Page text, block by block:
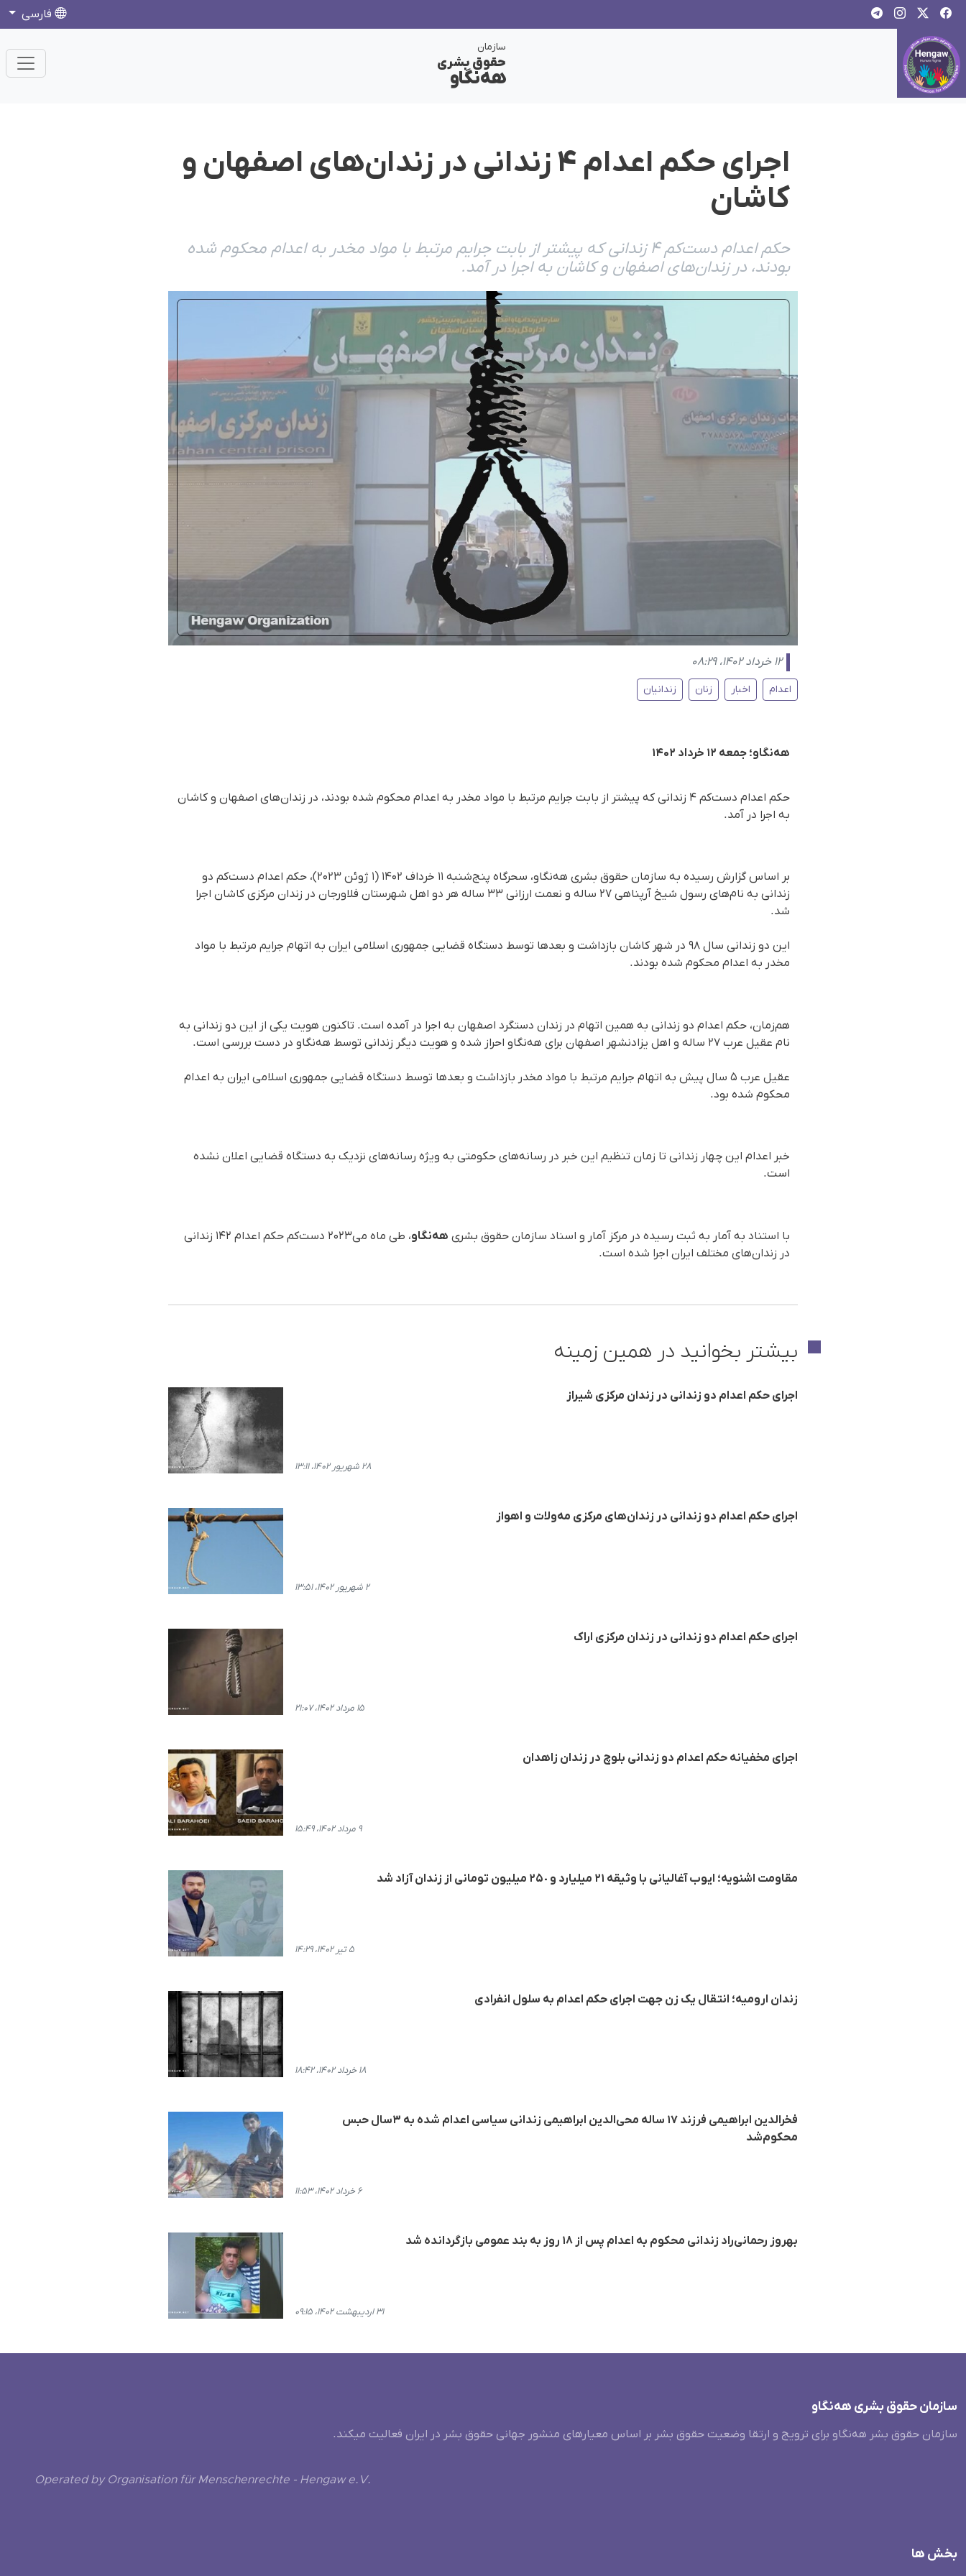
فارسی
سازمان
حقوق بشری
هەنگاو
اجرای حکم اعدام ۴ زندانی در زندان‌های اصفهان و
کاشان
حکم اعدام دست‌کم ۴ زندانی که پیشتر از بابت جرایم مرتبط با مواد مخدر به اعدام محکوم شده
بودند، در زندان‌های اصفهان و کاشان به اجرا در آمد.
۱۲ خرداد ۱۴۰۲، ۰۸:۲۹
اعدام اخبار زنان زندانیان
هه‌نگاو؛ جمعه ۱۲ خرداد ۱۴۰۲
حکم اعدام دست‌کم ۴ زندانی که پیشتر از بابت جرایم مرتبط با مواد مخدر به اعدام محکوم شده بودند، در زندان‌های اصفهان و کاشان
به اجرا در آمد.
بر اساس گزارش رسیده به سازمان حقوق بشری هه‌نگاو، سحرگاه پنج‌شنبه ۱۱ خرداف ۱۴۰۲ (۱ ژوئن ۲۰۲۳)، حکم اعدام دست‌کم دو
زندانی به نام‌های رسول شیخ آرپناهی ۲۷ ساله و نعمت ارزانی ۳۳ ساله هر دو اهل شهرستان فلاورجان در زندان مرکزی کاشان اجرا
شد.
این دو زندانی سال ۹۸ در شهر کاشان بازداشت و بعدها توسط دستگاه قضایی جمهوری اسلامی ایران به اتهام جرایم مرتبط با مواد
مخدر به اعدام محکوم شده بودند.
هم‌زمان، حکم اعدام دو زندانی به همین اتهام در زندان دستگرد اصفهان به اجرا در آمده است. تاکنون هویت یکی از این دو زندانی به
نام عقیل عرب ۲۷ ساله و اهل یزادنشهر اصفهان برای هه‌نگاو احراز شده و هویت دیگر زندانی توسط هه‌نگاو در دست بررسی است.
عقیل عرب ۵ سال پیش به اتهام جرایم مرتبط با مواد مخدر بازداشت و بعدها توسط دستگاه قضایی جمهوری اسلامی ایران به اعدام
محکوم شده بود.
خبر اعدام این چهار زندانی تا زمان تنظیم این خبر در رسانه‌های حکومتی به ویژه رسانه‌های نزدیک به دستگاه قضایی اعلان نشده
است.
با استناد به آمار به ثبت رسیده در مرکز آمار و اسناد سازمان حقوق بشری هه‌نگاو
، طی ماه می‌۲۰۲۳ دست‌کم حکم اعدام ۱۴۲ زندانی
در زندان‌های مختلف ایران اجرا شده است.
بیشتر بخوانید در همین زمینه
اجرای حکم اعدام دو زندانی در زندان مرکزی شیراز
۲۸ شهریور ۱۴۰۲، ۱۳:۱۱
اجرای حکم اعدام دو زندانی در زندان‌های مرکزی مه‌ولات و اهواز
۲ شهریور ۱۴۰۲، ۱۳:۵۱
اجرای حکم اعدام دو زندانی در زندان مرکزی اراک
۱۵ مرداد ۱۴۰۲، ۲۱:۰۷
اجرای مخفیانه حکم اعدام دو زندانی بلوچ در زندان زاهدان
۹ مرداد ۱۴۰۲، ۱۵:۴۹
مقاومت اشنویه؛ ایوب آغالیانی با وثیقه ۲۱ میلیارد و ٢۵٠ میلیون تومانی از زندان آزاد شد
۵ تیر ۱۴۰۲، ۱۴:۲۹
زندان ارومیه؛ انتقال یک زن جهت اجرای حکم اعدام به سلول انفرادی
۱۸ خرداد ۱۴۰۲، ۱۸:۴۲
فخرالدین ابراهیمی فرزند ١٧ ساله محی‌الدین ابراهیمی زندانی سیاسی اعدام شده به ۳سال حبس
محکوم‌شد
۶ خرداد ۱۴۰۲، ۱۱:۵۳
بهروز رحمانی‌راد زندانی محکوم به اعدام پس از ۱۸ روز به بند عمومی بازگردانده شد
۳۱ اردیبهشت ۱۴۰۲، ۰۹:۱۵
سازمان حقوق بشری هەنگاو
سازمان حقوق بشر هه‌نگاو برای ترویج و ارتقا وضعیت حقوق بشر بر اساس معیارهای منشور جهانی حقوق بشر در ایران فعالیت میکند.
Operated by Organisation für Menschenrechte - Hengaw e.V.
بخش ها